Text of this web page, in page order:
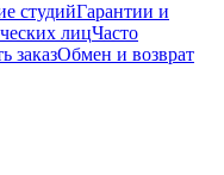
студийГарантии и
лицЧасто
заказОбмен и возврат